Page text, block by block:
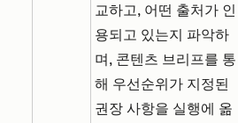
교하고, 어떤 출처가 인
용되고 있는지 파악하
며, 콘텐츠 브리프를 통
해 우선순위가 지정된
권장 사항을 실행에 옮